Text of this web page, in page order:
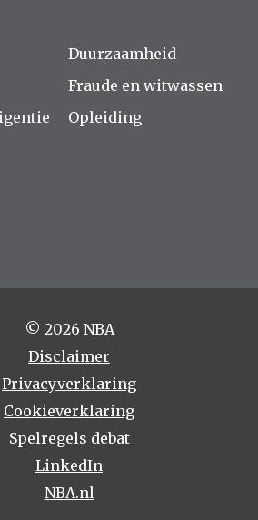
Duurzaamheid
Fraude en witwassen
Opleiding
© 2026 NBA
Disclaimer
Privacyverklaring
Cookieverklaring
Spelregels debat
LinkedIn
NBA.nl